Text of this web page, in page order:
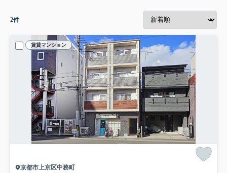
2件
賃貸マンション
京都市上京区中務町